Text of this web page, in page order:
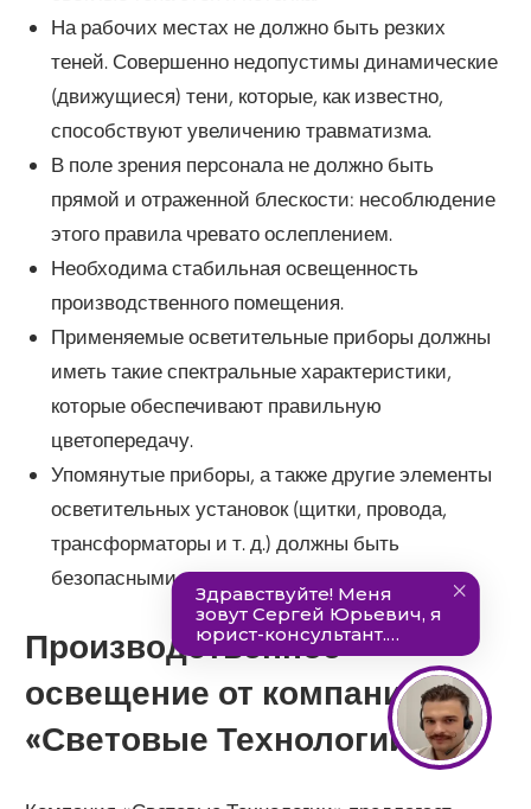
На рабочих местах не должно быть резких
теней. Совершенно недопустимы динамические
(движущиеся) тени, которые, как известно,
способствуют увеличению травматизма.
В поле зрения персонала не должно быть
прямой и отраженной блескости: несоблюдение
этого правила чревато ослеплением.
Необходима стабильная освещенность
производственного помещения.
Применяемые осветительные приборы должны
иметь такие спектральные характеристики,
которые обеспечивают правильную
цветопередачу.
Упомянутые приборы, а также другие элементы
осветительных установок (щитки, провода,
трансформаторы и т. д.) должны быть
безопасными для окружающих.
Производственное
освещение от компании
«Световые Технологии»